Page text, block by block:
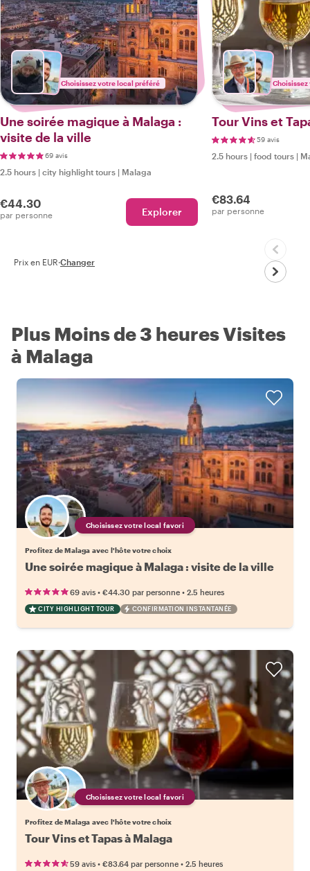
Choisissez votre local préféré
Une soirée magique à Malaga :
visite de la ville
69 avis
2.5 hours | city highlight tours | Malaga
€44.30
par personne Explorer
Tour Vins et
59 avis
2.5 hours | food tours |
€83.64
par personne
Prix en EUR·Changer
Plus Moins de 3 heures Visites
à Malaga
Choisissez votre local favori
Profitez de Malaga avec l'hôte votre choix
Une soirée magique à Malaga : visite de la ville
69 avis • €44.30 par personne • 2.5 heures
CITY HIGHLIGHT TOUR CONFIRMATION INSTANTANÉE
Choisissez votre local favori
Profitez de Malaga avec l'hôte votre choix
Tour Vins et Tapas à Malaga
59 avis • €83.64 par personne • 2.5 heures